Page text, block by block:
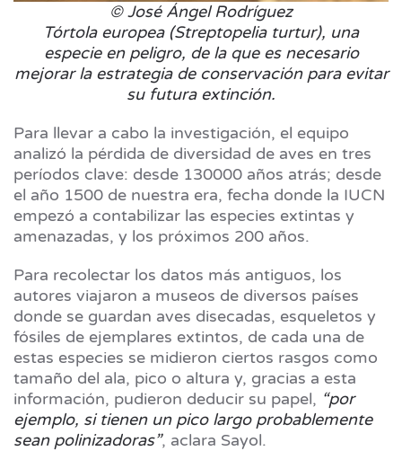
© José Ángel Rodríguez
Tórtola europea (Streptopelia turtur), una
especie en peligro, de la que es necesario
mejorar la estrategia de conservación para evitar
su futura extinción.
Para llevar a cabo la investigación, el equipo
analizó la pérdida de diversidad de aves en tres
períodos clave: desde 130000 años atrás; desde
el año 1500 de nuestra era, fecha donde la IUCN
empezó a contabilizar las especies extintas y
amenazadas, y los próximos 200 años.
Para recolectar los datos más antiguos, los
autores viajaron a museos de diversos países
donde se guardan aves disecadas, esqueletos y
fósiles de ejemplares extintos, de cada una de
estas especies se midieron ciertos rasgos como
tamaño del ala, pico o altura y, gracias a esta
información, pudieron deducir su papel, “por
ejemplo, si tienen un pico largo probablemente
sean polinizadoras”, aclara Sayol.